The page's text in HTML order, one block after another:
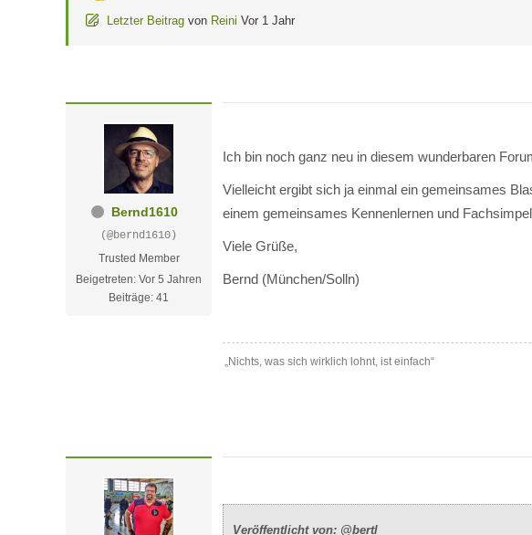
Letzter Beitrag von Reini Vor 1 Jahr
Bernd1610
(@bernd1610)
Trusted Member
Beigetreten: Vor 5 Jahren
Beiträge: 41
Ich bin noch ganz neu in diesem wunderbaren
Vielleicht ergibt sich ja einmal ein gemeinsames
einem gemeinsames Kennenlernen und
Viele Grüße,
Bernd (München/Solln)
„Nichts, was sich wirklich lohnt, ist einfach“
Veröffentlicht von: @bertl